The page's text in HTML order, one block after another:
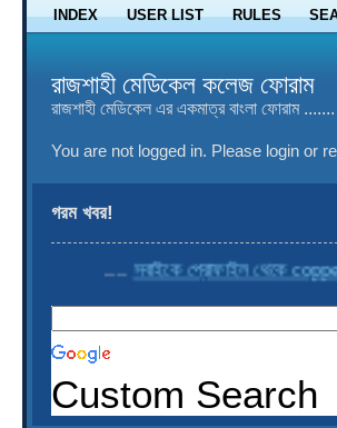
INDEX USER LIST RULES
রাজশাহী মেডিকেল কলেজ ফোরাম
রাজশাহী মেডিকেল এর একমাত্র বাংলা ফোরাম .......
You are not logged in. Please login or
গরম খবর!
....সবাইকে প্রোফাইল থেকে
Custom Search